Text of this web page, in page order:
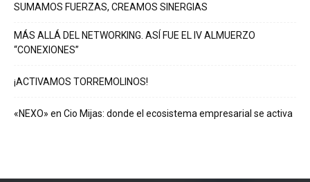
SUMAMOS FUERZAS, CREAMOS SINERGIAS
MÁS ALLÁ DEL NETWORKING. ASÍ FUE EL IV ALMUERZO
“CONEXIONES”
¡ACTIVAMOS TORREMOLINOS!
«NEXO» en Cio Mijas: donde el ecosistema empresarial se activa